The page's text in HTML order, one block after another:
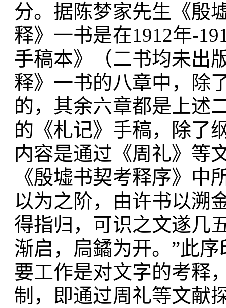
分。据陈梦家先生《殷
释》一书是在1912年-
手稿本》（二书均未出
释》一书的八章中，除
的，其余六章都是上述
的《札记》手稿，除了
内容是通过《周礼》等
《殷墟书契考释序》中
以为之阶，由许书以溯
得指归，可识之文遂几
渐启，扃鐍为开。”此
要工作是对文字的考释
制，即通过周礼等文献